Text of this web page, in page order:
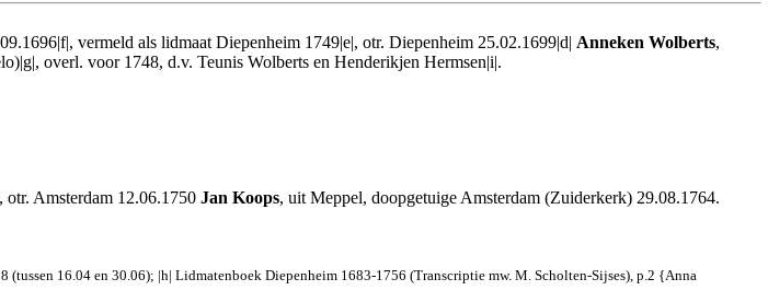
vermeld als lidmaat Diepenheim 1749|e|, otr. Diepenheim 25.02.1699|d| Anneken Wolberts,
overl. voor 1748, d.v. Teunis Wolberts en Henderikjen Hermsen|i|.
Amsterdam 12.06.1750 Jan Koops, uit Meppel, doopgetuige Amsterdam (Zuiderkerk) 29.08.1764.
16.04 en 30.06); |h| Lidmatenboek Diepenheim 1683-1756 (Transcriptie mw. M. Scholten-Sijses), p.2 {Anna